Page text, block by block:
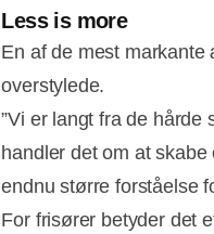
Less is more
En af de mest
overstylede.
”Vi er langt fra de hårde
handler det om at skabe
endnu større forståelse
For frisører betyder det